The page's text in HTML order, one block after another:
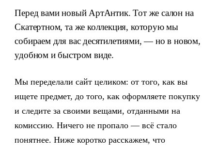
Перед вами новый АртАнтик. Тот же салон на
Скатертном, та же коллекция, которую мы
собираем для вас десятилетиями, — но в новом,
удобном и быстром виде.
Мы переделали сайт целиком: от того, как вы
ищете предмет, до того, как оформляете покупку
и следите за своими вещами, отданными на
комиссию. Ничего не пропало — всё стало
понятнее. Ниже коротко расскажем, что